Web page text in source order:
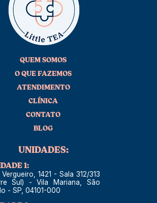
QUEM SOMOS
O QUE FAZEMOS
ATENDIMENTO
CLÍNICA
CONTATO
BLOG
UNIDADES:
1:
Vergueiro, 1421 - Sala 312/313
Sul) - Vila Mariana, São
- SP, 04101-000